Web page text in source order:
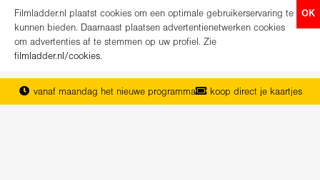
OK
Filmladder.nl plaatst cookies om een optimale gebruikerservaring te
kunnen bieden. Daarnaast plaatsen advertentienetwerken cookies
om advertenties af te stemmen op uw profiel. Zie
filmladder.nl/cookies.
vanaf maandag het nieuwe programma
koop direct je kaartjes
het complete overzicht van Nederland